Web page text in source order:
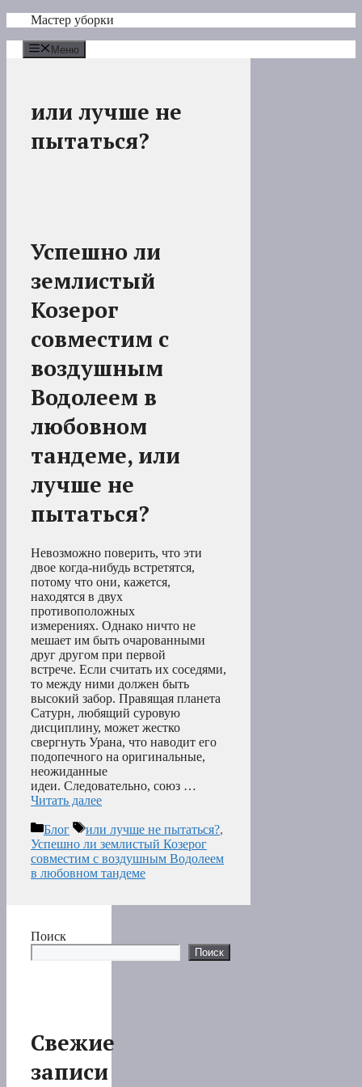
Перейти
содержимому
Мастер уборки
Меню
или лучше не
пытаться?
Успешно ли
землистый
Козерог
совместим с
воздушным
Водолеем в
любовном
тандеме, или
лучше не
пытаться?
Невозможно поверить, что эти
двое когда-нибудь встретятся,
потому что они, кажется,
находятся в двух
противоположных
измерениях. Однако ничто не
мешает им быть очарованными
друг другом при первой
встрече. Если считать их соседями,
то между ними должен быть
высокий забор. Правящая планета
Сатурн, любящий суровую
дисциплину, может жестко
свергнуть Урана, что наводит его
подопечного на оригинальные,
неожиданные
идеи. Следовательно, союз …
Читать далее
Рубрики
Блог Метки
или лучше не пытаться?,
Успешно ли землистый Козерог
совместим с воздушным Водолеем
в любовном тандеме
Поиск
Поиск
Свежие
записи